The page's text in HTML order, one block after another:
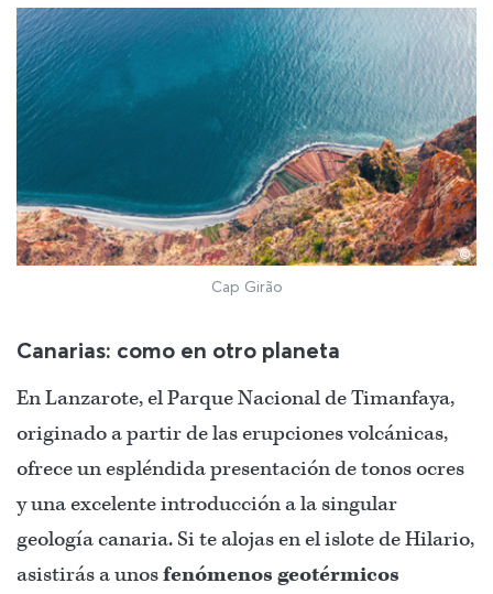
©
Cap Girão
Canarias: como en otro planeta
En Lanzarote, el Parque Nacional de Timanfaya,
originado a partir de las erupciones volcánicas,
ofrece un espléndida presentación de tonos ocres
y una excelente introducción a la singular
geología canaria. Si te alojas en el islote de Hilario,
asistirás a unosfenómenos geotérmicos